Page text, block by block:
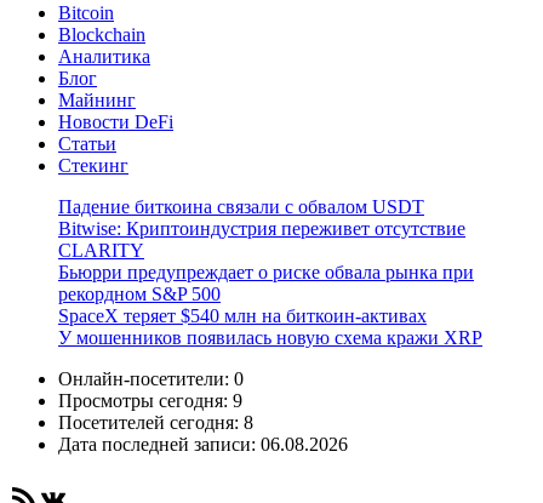
Bitcoin
Blockchain
Аналитика
Блог
Майнинг
Новости DeFi
Статьи
Стекинг
Падение биткоина связали с обвалом USDT
Bitwise: Криптоиндустрия переживет отсутствие
CLARITY
Бьюрри предупреждает о риске обвала рынка при
рекордном S&P 500
SpaceX теряет $540 млн на биткоин-активах
У мошенников появилась новую схема кражи XRP
Онлайн-посетители: 0
Просмотры сегодня: 9
Посетителей сегодня: 8
Дата последней записи: 06.08.2026